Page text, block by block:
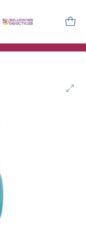
terapeutas y